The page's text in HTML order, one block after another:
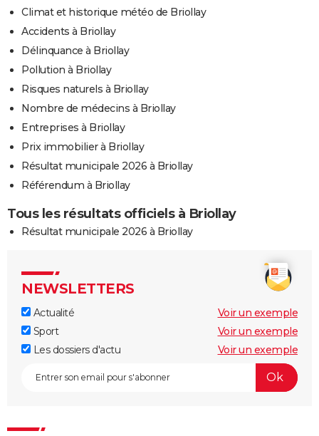
Climat et historique météo de Briollay
Accidents à Briollay
Délinquance à Briollay
Pollution à Briollay
Risques naturels à Briollay
Nombre de médecins à Briollay
Entreprises à Briollay
Prix immobilier à Briollay
Résultat municipale 2026 à Briollay
Référendum à Briollay
Tous les résultats officiels à Briollay
Résultat municipale 2026 à Briollay
NEWSLETTERS
Actualité
Voir un exemple
Sport
Voir un exemple
Les dossiers d'actu
Voir un exemple